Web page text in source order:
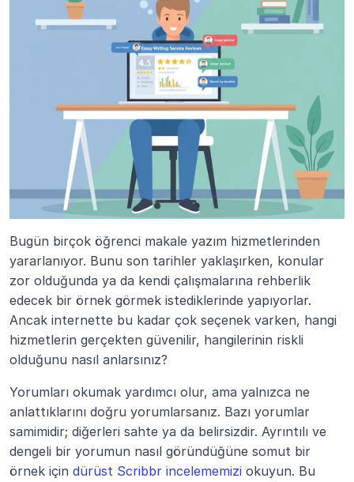
Bugün birçok öğrenci makale yazım hizmetlerinden
yararlanıyor. Bunu son tarihler yaklaşırken, konular
zor olduğunda ya da kendi çalışmalarına rehberlik
edecek bir örnek görmek istediklerinde yapıyorlar.
Ancak internette bu kadar çok seçenek varken, hangi
hizmetlerin gerçekten güvenilir, hangilerinin riskli
olduğunu nasıl anlarsınız?
Yorumları okumak yardımcı olur, ama yalnızca ne
anlattıklarını doğru yorumlarsanız. Bazı yorumlar
samimidir; diğerleri sahte ya da belirsizdir. Ayrıntılı ve
dengeli bir yorumun nasıl göründüğüne somut bir
örnek için dürüst Scribbr incelememizi okuyun. Bu